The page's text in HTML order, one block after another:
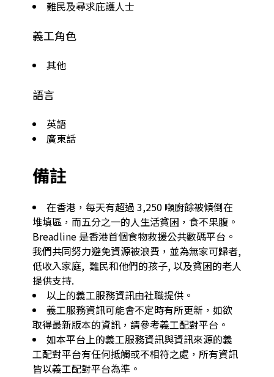
難民及尋求庇護人士
義工角色
其他
語言
英語
廣東話
備註
在香港，每天有超過 3,250 噸廚餘被傾倒在
堆填區，而五分之一的人生活貧困，食不果腹。
Breadline 是香港首個食物救援公共數碼平台。
我們共同努力避免資源被浪費，並為無家可歸者,
低收入家庭,  難民和他們的孩子, 以及貧困的老人
提供支持.
以上的義工服務資訊由社職提供。
義工服務資訊可能會不定時有所更新，如欲
取得最新版本的資訊，請參考義工配對平台。
如本平台上的義工服務資訊與資訊來源的義
工配對平台有任何抵觸或不相符之處，所有資訊
皆以義工配對平台為準。